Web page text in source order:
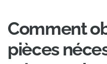
Comment
pièces